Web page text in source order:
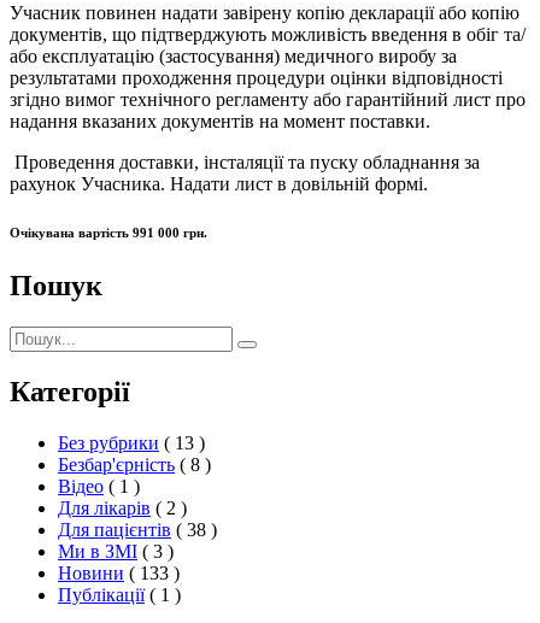
Учасник повинен надати завірену копію декларації або копію
документів, що підтверджують можливість введення в обіг та/
або експлуатацію (застосування) медичного виробу за
результатами проходження процедури оцінки відповідності
згідно вимог технічного регламенту або гарантійний лист про
надання вказаних документів на момент поставки.
Проведення доставки, інсталяції та пуску обладнання за
рахунок Учасника. Надати лист в довільній формі.
Очікувана вартість 991 000 грн.
Пошук
Пошук:
Пошук
Категорії
Без рубрики ( 13 )
Безбар'єрність ( 8 )
Відео ( 1 )
Для лікарів ( 2 )
Для пацієнтів ( 38 )
Ми в ЗМІ ( 3 )
Новини ( 133 )
Публікації ( 1 )